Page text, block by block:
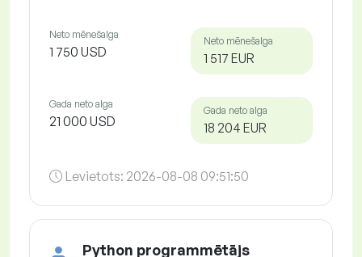
Neto mēnešalga
1 750 USD
Neto mēnešalga
1 517 EUR
Gada neto alga
21 000 USD
Gada neto alga
18 204 EUR
Levietots: 2026-08-08 09:51:50
Python programmētājs